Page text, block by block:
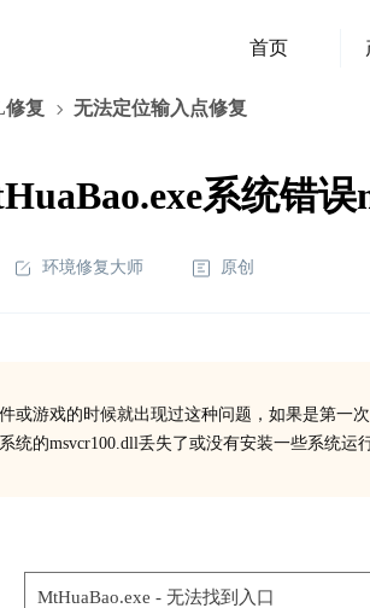
首页
复 无法定位输入点修复
系统错
环境修复大师 原创
或游戏的时候就出现过这种问题，如果是第一
统的msvcr100.dll丢失了或没有安装一些系统运
MtHuaBao.exe - 无法找到入口